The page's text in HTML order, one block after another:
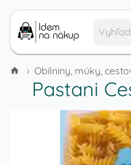
›
Pastani